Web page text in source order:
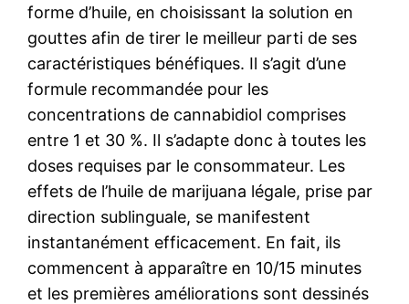
forme d’huile, en choisissant la solution en
gouttes afin de tirer le meilleur parti de ses
caractéristiques bénéfiques. Il s’agit d’une
formule recommandée pour les
concentrations de cannabidiol comprises
entre 1 et 30 %. Il s’adapte donc à toutes les
doses requises par le consommateur. Les
effets de l’huile de marijuana légale, prise par
direction sublinguale, se manifestent
instantanément efficacement. En fait, ils
commencent à apparaître en 10/15 minutes
et les premières améliorations sont dessinés